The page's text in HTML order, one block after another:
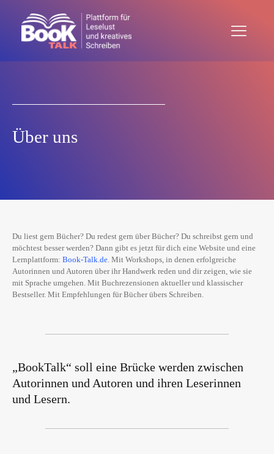
Über uns
Du liest gern Bücher? Du redest gern über Bücher? Du schreibst gern und
möchtest besser werden? Dann gibt es jetzt für dich eine Website und eine
Lernplattform: Book-Talk.de. Mit Workshops, in denen erfolgreiche
Autorinnen und Autoren über ihr Handwerk reden und dir zeigen, wie sie
mit Sprache umgehen. Mit Buchrezensionen aktueller und klassischer
Bestseller. Mit Empfehlungen für Bücher übers Schreiben.
„BookTalk“ soll eine Brücke werden zwischen
Autorinnen und Autoren und ihren Leserinnen
und Lesern.